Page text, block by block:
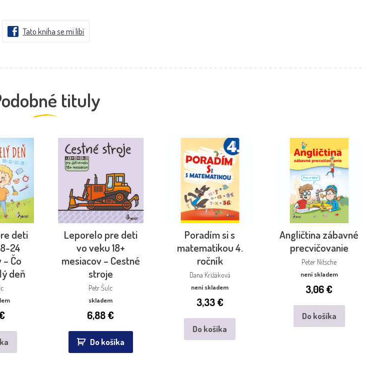
Tato kniha se mi líbí
tituly
deti
24
Čo
deň
Leporelo pre deti
vo veku 18+
mesiacov – Cestné
stroje
Petr Šulc
skladem
6,88€
Do košíka
Poradím si s
matematikou 4.
ročník
Dana Križáková
není skladem
3,33€
Do košíka
Angličtina zábavné
precvičovanie
Peter Nitsche
není skladem
3,06€
Do košíka